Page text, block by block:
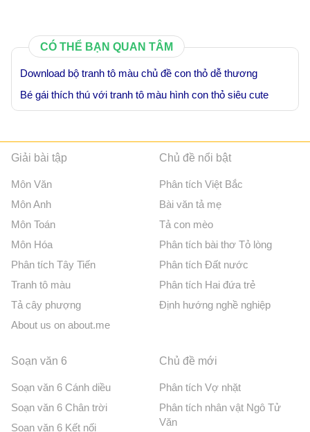
CÓ THỂ BẠN QUAN TÂM
Download bộ tranh tô màu chủ đề con thỏ dễ thương
Bé gái thích thú với tranh tô màu hình con thỏ siêu cute
Giải bài tập
Môn Văn
Môn Anh
Môn Toán
Môn Hóa
Phân tích Tây Tiến
Tranh tô màu
Tả cây phượng
About us on about.me
Chủ đề nổi bật
Phân tích Việt Bắc
Bài văn tả mẹ
Tả con mèo
Phân tích bài thơ Tỏ lòng
Phân tích Đất nước
Phân tích Hai đứa trẻ
Định hướng nghề nghiệp
Soạn văn 6
Soạn văn 6 Cánh diều
Soạn văn 6 Chân trời
Soạn văn 6 Kết nối
Chủ đề mới
Phân tích Vợ nhặt
Phân tích nhân vật Ngô Tử
Văn